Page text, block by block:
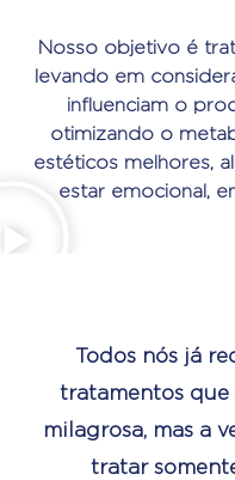
Nosso objetivo é
levando em
influenciam o
otimizando o
estéticos melhores,
estar emocional,
Todos nós já
tratamentos que
milagrosa, mas a
tratar